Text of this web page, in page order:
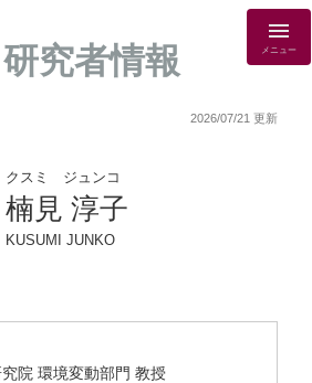
究者情報 メニュー
2026/07/21 更新
クスミ ジュンコ
楠見 淳子
KUSUMI JUNKO
院 環境変動部門 教授